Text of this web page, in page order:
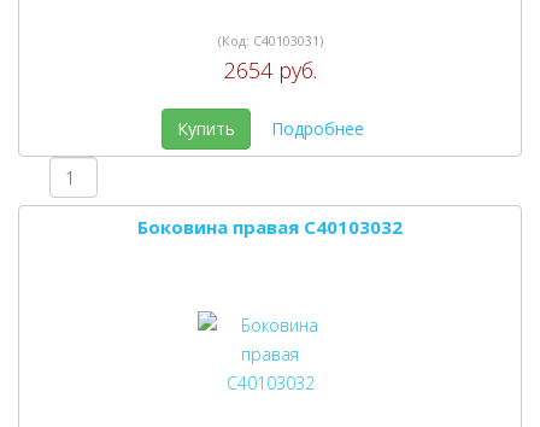
(Код: C40103031)
2654 руб.
Купить Подробнее
Боковина правая C40103032